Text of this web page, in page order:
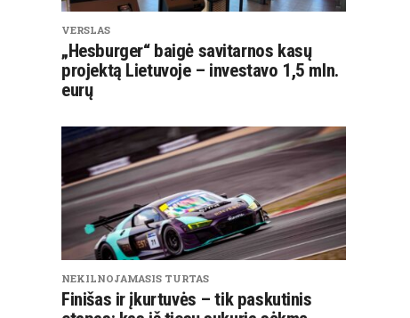
VERSLAS
„Hesburger“ baigė savitarnos kasų
projektą Lietuvoje – investavo 1,5 mln.
eurų
NEKILNOJAMASIS TURTAS
Finišas ir įkurtuvės – tik paskutinis